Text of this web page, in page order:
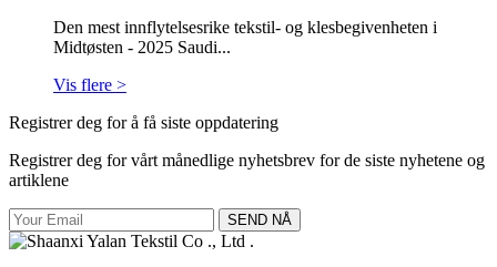
Den mest innflytelsesrike tekstil- og klesbegivenheten i
Midtøsten - 2025 Saudi...
Vis flere >
Registrer deg for å få siste oppdatering
Registrer deg for vårt månedlige nyhetsbrev for de siste nyhetene og
artiklene
SEND NÅ